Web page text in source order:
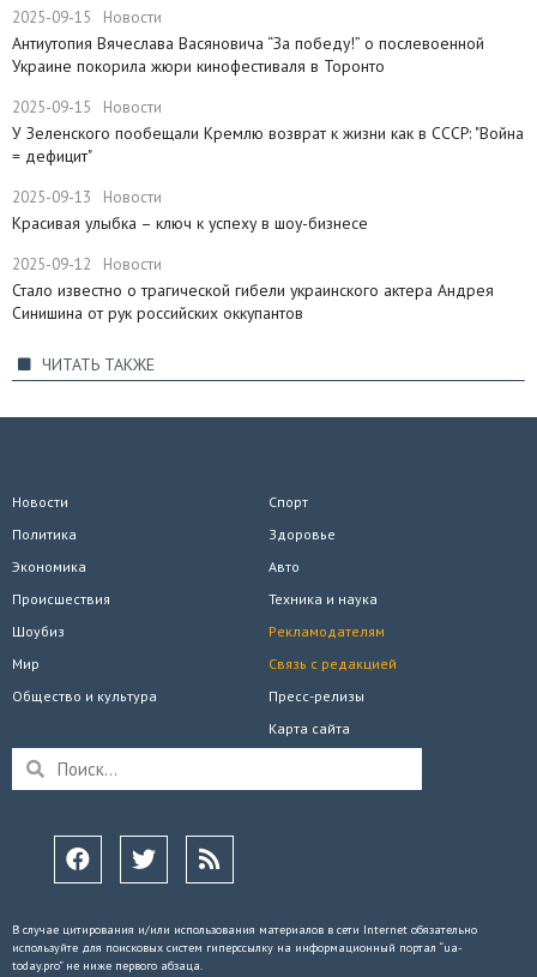
2025-09-15 Новости
Антиутопия Вячеслава Васяновича “За победу!” о послевоенной
Украине покорила жюри кинофестиваля в Торонто
2025-09-15 Новости
​У Зеленского пообещали Кремлю возврат к жизни как в СССР: "Война
= дефицит"
2025-09-13 Новости
Красивая улыбка – ключ к успеху в шоу-бизнесе
2025-09-12 Новости
Стало известно о трагической гибели украинского актера Андрея
Синишина от рук российских оккупантов
ЧИТАТЬ ТАКЖЕ
Новости
Политика
Экономика
Происшествия
Спорт
Здоровье
Авто
Техника и наука
Шоубиз
Мир
Общество и культура
Рекламодателям
Связь с редакцией
Пресс-релизы
Карта сайта
В случае цитирования и/или использования материалов в сети Internet обязательно
используйте для поисковых систем гиперссылку на информационный портал “ua-
today.pro” не ниже первого абзаца.